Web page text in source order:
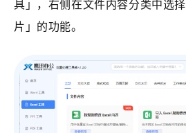
具」 ，右侧在文件内容分类中选择
片 」的功能。